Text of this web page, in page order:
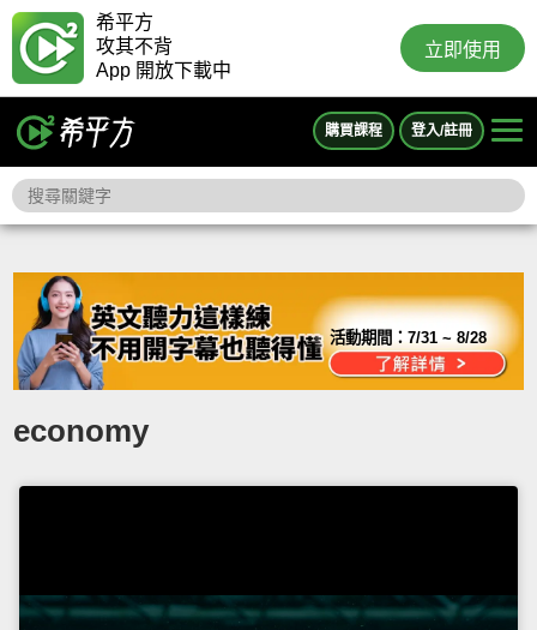
希平方
攻其不背
App 開放下載中
立即使用
購買課程 登入/註冊
活動期間：7/31 ~ 8/28
economy